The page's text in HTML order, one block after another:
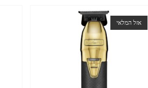
אזל המלאי